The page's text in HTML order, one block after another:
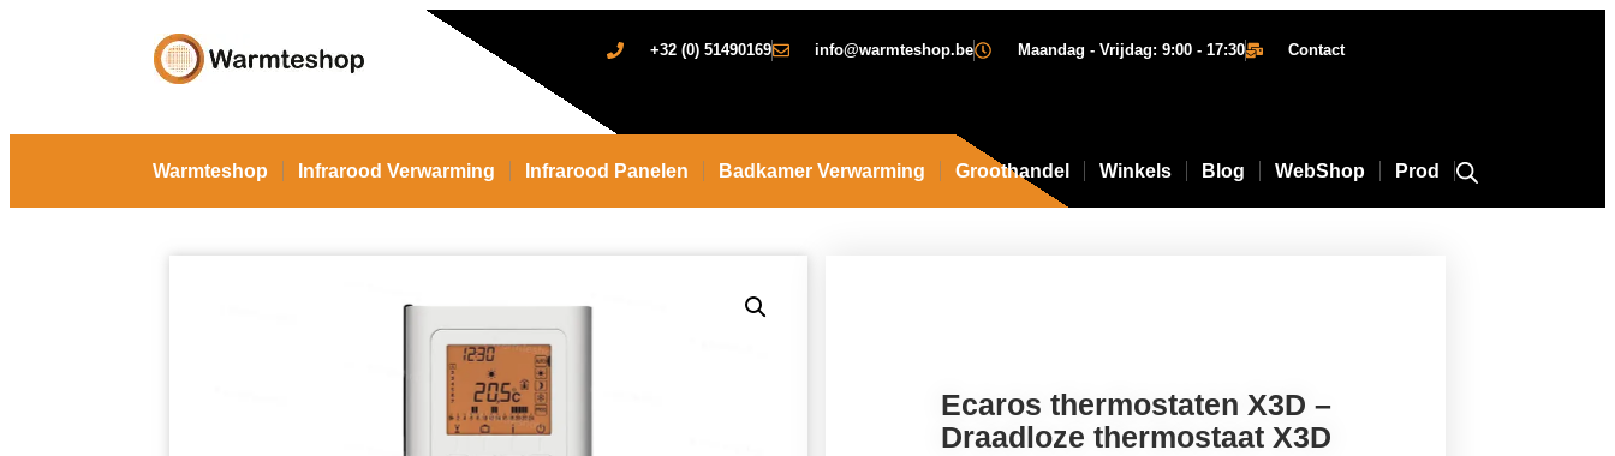
+32 (0) 51490169 info@warmteshop.be Maandag - Vrijdag: 9:00 - 17:30 Contact
Warmteshop Infrarood Verwarming Infrarood Panelen Badkamer Verwarming Groothandel Winkels Blog WebShop Prod
Ecaros thermostaten X3D –
Draadloze thermostaat X3D